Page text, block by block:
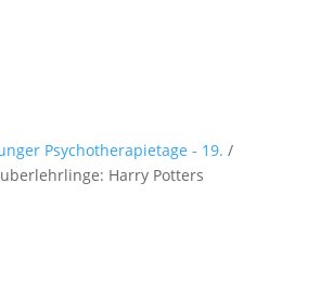
Psychotherapietage - 19. /
Harry Potters